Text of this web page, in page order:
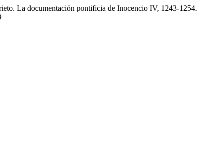
La documentación pontificia de Inocencio IV, 1243-1254.